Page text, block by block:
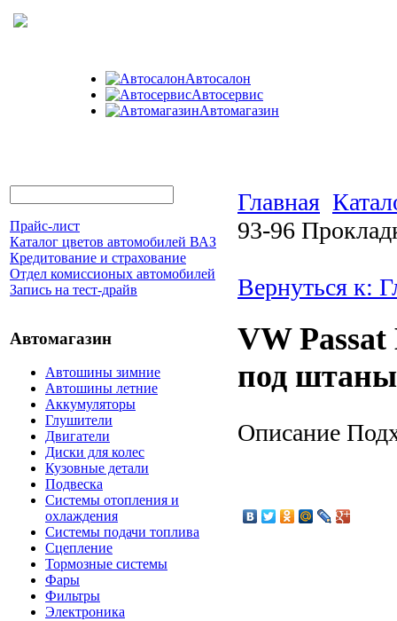
Автосалон
Автосервис
Автомагазин
Прайс-лист
Каталог цветов автомобилей ВАЗ
Кредитование и страхование
Отдел комиссионых автомобилей
Запись на тест-драйв
Автомагазин
Автошины зимние
Автошины летние
Аккумуляторы
Глушители
Двигатели
Диски для колес
Кузовные детали
Подвеска
Системы отопления и
охлаждения
Системы подачи топлива
Сцепление
Тормозные системы
Фары
Фильтры
Электроника
Главная
93-96
Вернуться к:
VW
под штаны
Описание